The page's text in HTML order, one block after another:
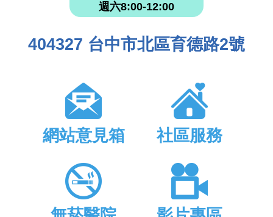
週六8:00-12:00
404327 台中市北區育德路2號
網站意見箱 社區服務